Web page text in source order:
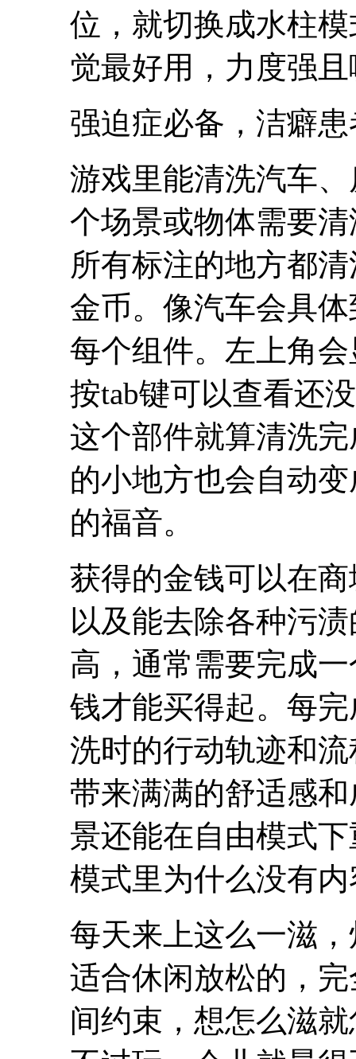
位，就切换成水柱
觉最好用，力度强
强迫症必备，洁癖
游戏里能清洗汽车
个场景或物体需要
所有标注的地方都
金币。像汽车会具
每个组件。左上角
按tab键可以查看还
这个部件就算清洗
的小地方也会自动
的福音。
获得的金钱可以在
以及能去除各种污
高，通常需要完成
钱才能买得起。每
洗时的行动轨迹和
带来满满的舒适感
景还能在自由模式
模式里为什么没有内
每天来上这么一滋
适合休闲放松的，
间约束，想怎么滋